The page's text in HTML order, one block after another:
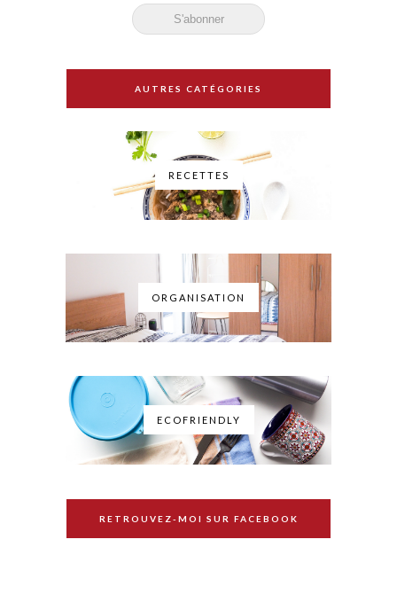
AUTRES CATÉGORIES
RECETTES
ORGANISATION
ECOFRIENDLY
RETROUVEZ-MOI SUR FACEBOOK